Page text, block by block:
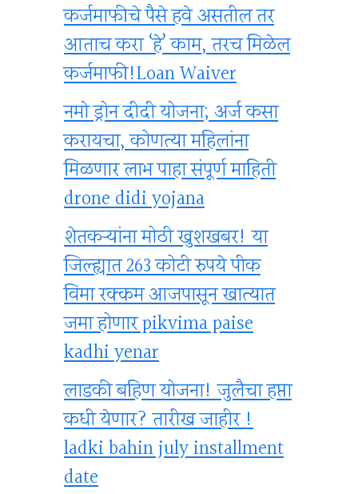
कर्जमाफीचे पैसे हवे असतील तर
आताच करा ‘हे’ काम, तरच मिळेल
कर्जमाफी!Loan Waiver
नमो ड्रोन दीदी योजना; अर्ज कसा
करायचा, कोणत्या महिलांना
मिळणार लाभ पाहा संपूर्ण माहिती
drone didi yojana
शेतकऱ्यांना मोठी खुशखबर! या
जिल्ह्यात 263 कोटी रुपये पीक
विमा रक्कम आजपासून खात्यात
जमा होणार pikvima paise
kadhi yenar
लाडकी बहिण योजना! जुलैचा हप्ता
कधी येणार? तारीख जाहीर !
ladki bahin july installment
date